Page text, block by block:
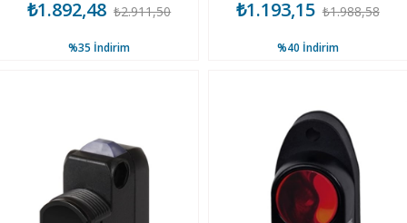
₺1.892,48 ₺2.911,50
%35 İndirim
₺1.193,15 ₺1.988,58
%40 İndirim